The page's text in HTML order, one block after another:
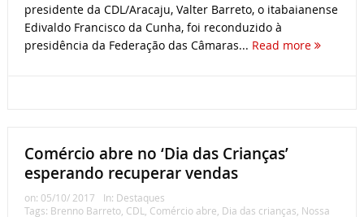
presidente da CDL/Aracaju, Valter Barreto, o itabaianense
Edivaldo Francisco da Cunha, foi reconduzido à
presidência da Federação das Câmaras... Read more
Comércio abre no ‘Dia das Crianças’
esperando recuperar vendas
on: 05/10/ 2017 In: Destaques
Tags: Brenno Barreto, CDL Comércio abre Dia das crianças Nossa